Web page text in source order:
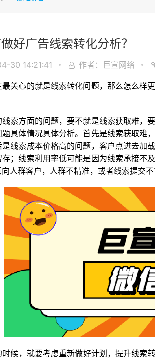
好广告线索转化分析？
30 14:21:41 作者：巨宣网络
关心的就是线索转化问题，那么怎么样
索方面的问题，要不就是线索获取难，
具体情况具体分析。首先是线索获取难
线索成本价格高的问题，客户点进去加
；线索利用率低可能是因为线索承接不
人群客户，人群不精准，或者线索提交不
候，就要考虑重新做好计划，提升线索